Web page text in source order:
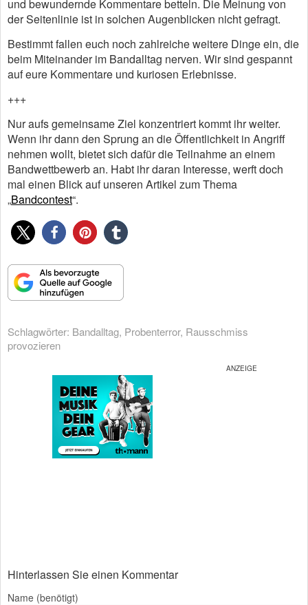
und bewundernde Kommentare betteln. Die Meinung von
der Seitenlinie ist in solchen Augenblicken nicht gefragt.
Bestimmt fallen euch noch zahlreiche weitere Dinge ein, die
beim Miteinander im Bandalltag nerven. Wir sind gespannt
auf eure Kommentare und kuriosen Erlebnisse.
+++
Nur aufs gemeinsame Ziel konzentriert kommt ihr weiter.
Wenn ihr dann den Sprung an die Öffentlichkeit in Angriff
nehmen wollt, bietet sich dafür die Teilnahme an einem
Bandwettbewerb an. Habt ihr daran Interesse, werft doch
mal einen Blick auf unseren Artikel zum Thema
„Bandcontest“.
Schlagwörter: Bandalltag, Probenterror, Rausschmiss
provozieren
Hinterlassen Sie einen Kommentar
Name (benötigt)